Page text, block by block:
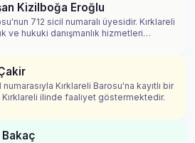
Kizilboğa Eroğlu
712 sicil numaralı üyesidir. Kırklareli
ve hukuki danışmanlık hizmetleri
Kırklareli Barosu'na kayıtlı bir
Kırklareli ilinde faaliyet göstermektedir.